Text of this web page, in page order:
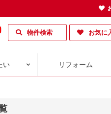
物件検索 お気に
い リフォーム